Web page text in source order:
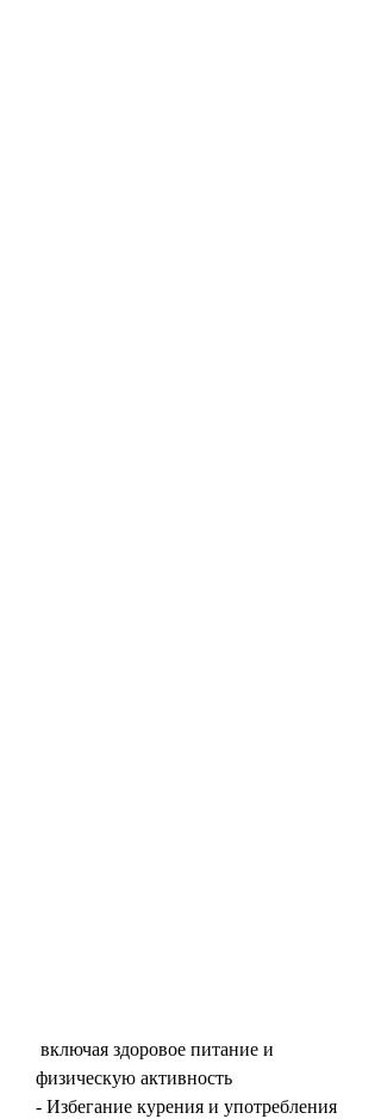
физическую активность
- Избегание курения и употребления